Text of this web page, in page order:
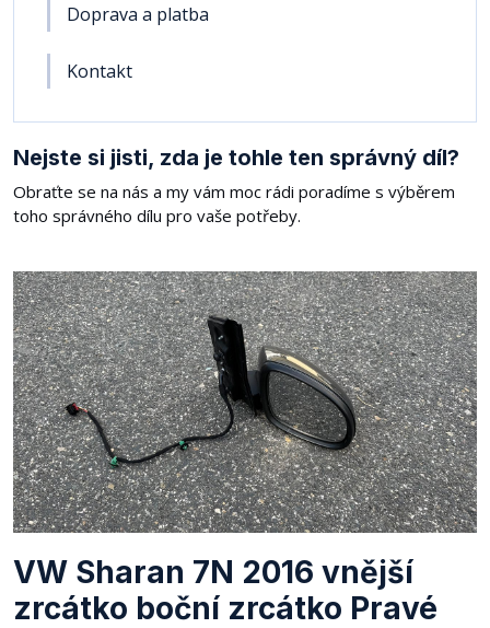
Doprava a platba
Kontakt
Nejste si jisti, zda je tohle ten správný díl?
Obraťte se na nás a my vám moc rádi poradíme s výběrem
toho správného dílu pro vaše potřeby.
VW Sharan 7N 2016 vnější
zrcátko boční zrcátko Pravé